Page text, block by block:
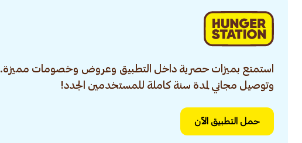
استمتع بميزات حصرية داخل التطبيق وعروض وخصومات مميزة.
وتوصيل مجاني لمدة سنة كاملة للمستخدمين الجدد!
حمل التطبيق الآن